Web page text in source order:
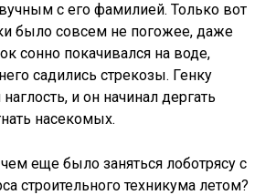
с его фамилией. Только вот
было совсем не погожее, даже
сонно покачивался на воде,
садились стрекозы. Генку
и он начинал дергать
насекомых.
еще было заняться лоботрясу с
строительного техникума летом?